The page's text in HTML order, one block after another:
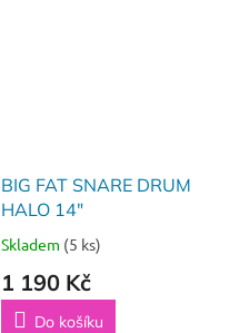
BIG FAT SNARE DRUM
HALO 14"
Skladem (5 ks)
1 190 Kč
Do košíku